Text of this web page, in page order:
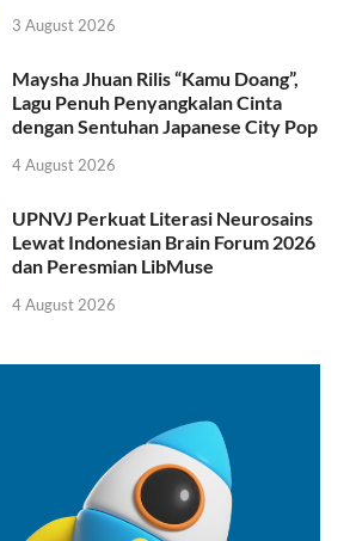
3 August 2026
Maysha Jhuan Rilis “Kamu Doang”,
Lagu Penuh Penyangkalan Cinta
dengan Sentuhan Japanese City Pop
4 August 2026
UPNVJ Perkuat Literasi Neurosains
Lewat Indonesian Brain Forum 2026
dan Peresmian LibMuse
4 August 2026